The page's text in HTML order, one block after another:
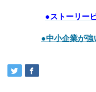
●ストーリー
●中小企業が強